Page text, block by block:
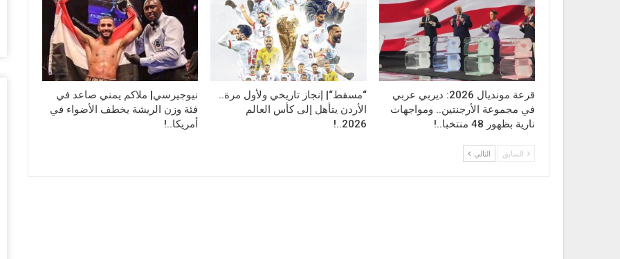
قرعة مونديال 2026: ديربي عربي
في مجموعة الأرجنتين.. ومواجهات
نارية بظهور 48 منتخبا..!
“مسقط“| إنجاز تاريخي ولأول مرة..
الأردن يتأهل إلى كأس العالم
2026..!
نيوجيرسي| ملاكم يمني صاعد في
فئة وزن الريشة يخطف الأضواء في
أمريكا..!
السابق التالي